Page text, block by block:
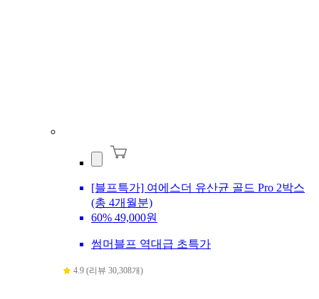
[블프특가] 여에스더 유산균 골드 Pro 2박스
(총 4개월분)
60% 49,000원
썸머블프 역대급 초특가
4.9 (리뷰 30,308개)